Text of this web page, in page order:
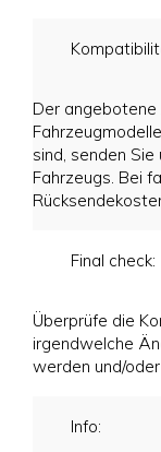
Der
sind, senden
Fahrzeugs. Bei
Final check:
Überprüfe die
irgendwelche
werden und/
Info: